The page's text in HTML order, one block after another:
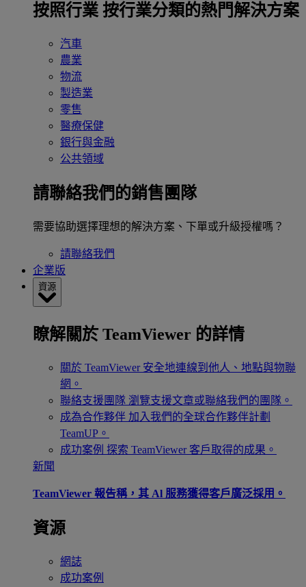
按照行業 按行業分類的熱門解決方案
汽車
農業
物流
製造業
零售
醫療保健
銀行與金融
公共領域
請聯絡我們的銷售團隊
需要協助選擇理想的解決方案、下單或升級授權嗎？
請聯絡我們
企業版
資源
瞭解關於 TeamViewer 的詳情
關於 TeamViewer 安全地連線到他人、地點與物聯
網。
聯絡支援團隊 瀏覽支援文章或聯絡我們的團隊。
成為合作夥伴 加入我們的全球合作夥伴計劃
TeamUP。
成功案例 探索 TeamViewer 客戶取得的成果。
新聞
TeamViewer 報告稱，其 Al 服務獲得客戶廣泛採用。
資源
網誌
成功案例